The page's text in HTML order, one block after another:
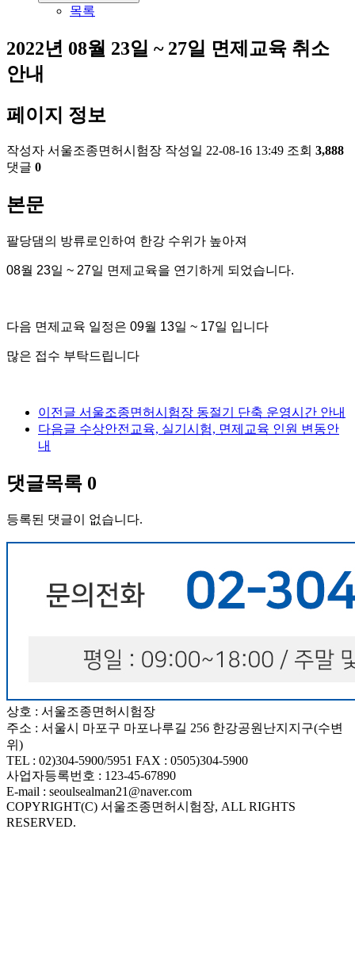
목록
2022년 08월 23일 ~ 27일 면제교육 취소
안내
페이지 정보
작성자 서울조종면허시험장 작성일 22-08-16 13:49 조회 3,888
댓글 0
본문
팔당댐의 방류로인하여 한강 수위가 높아져
08월 23일 ~ 27일 면제교육을 연기하게 되었습니다.
다음 면제교육 일정은 09월 13일 ~ 17일 입니다
많은 접수 부탁드립니다
이전글 서울조종면허시험장 동절기 단축 운영시간 안내
다음글 수상안전교육, 실기시험, 면제교육 인원 변동안
내
댓글목록 0
등록된 댓글이 없습니다.
장
안
마
출
장
마
사
지
상호 : 서울조종면허시험장
주소 : 서울시 마포구 마포나루길 256 한강공원난지지구(수변
위)
TEL : 02)304-5900/5951 FAX : 0505)304-5900
사업자등록번호 : 123-45-67890
E-mail : seoulsealman21@naver.com
COPYRIGHT(C) 서울조종면허시험장, ALL RIGHTS
RESERVED.